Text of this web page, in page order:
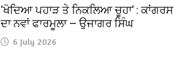
‘ਖੋਦਿਆ ਪਹਾੜ ਤੇ ਨਿਕਲਿਆ ਚੂਹਾ’ : ਕਾਂਗਰਸ
ਦਾ ਨਵਾਂ ਫਾਰਮੂਲਾ — ਉਜਾਗਰ ਸਿੰਘ
6 July 2026